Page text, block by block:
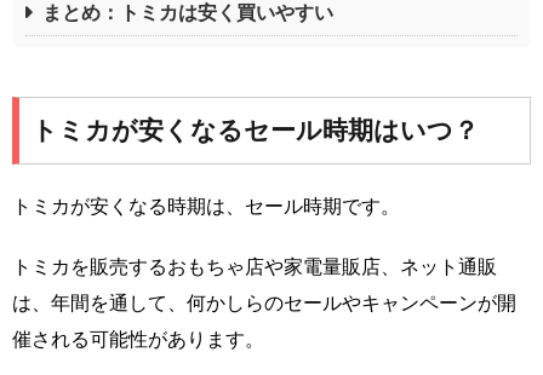
まとめ：トミカは安く買いやすい
トミカが安くなるセール時期はいつ？
トミカが安くなる時期は、セール時期です。
トミカを販売するおもちゃ店や家電量販店、ネット通販
は、年間を通して、何かしらのセールやキャンペーンが開
催される可能性があります。